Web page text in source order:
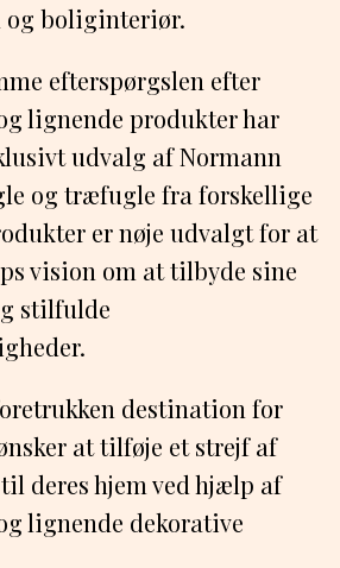
og boliginteriør.
efterspørgslen efter
lignende produkter har
udvalg af Normann
og træfugle fra forskellige
er nøje udvalgt for at
vision om at tilbyde sine
stilfulde
destination for
at tilføje et strejf af
deres hjem ved hjælp af
lignende dekorative